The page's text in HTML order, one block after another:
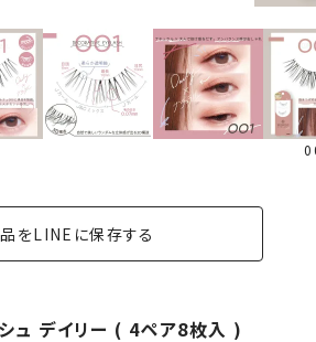
をLINEに保存する
ュ デイリー ( 4ペア8枚入 )